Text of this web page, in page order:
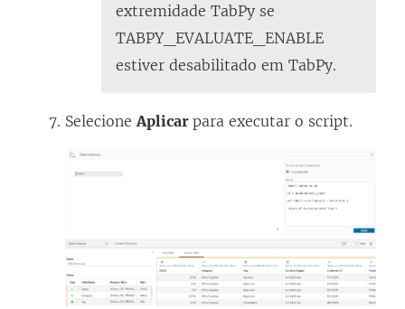
extremidade TabPy se
TABPY_EVALUATE_ENABLE
estiver desabilitado em TabPy.
SelecioneAplicar para executar o script.